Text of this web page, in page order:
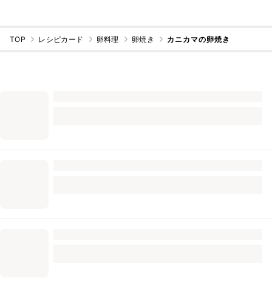
TOP レシピカード 卵料理 卵焼き カニカマの卵焼き